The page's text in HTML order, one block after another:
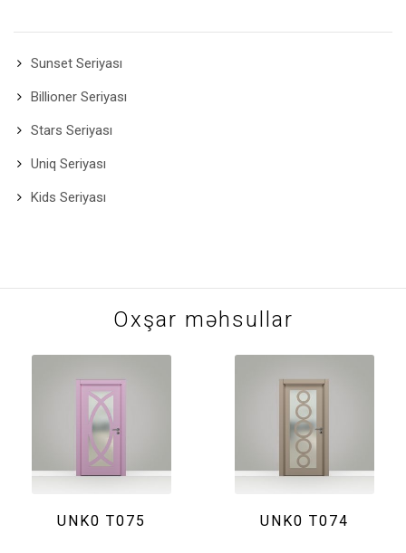
Sunset Seriyası
Billioner Seriyası
Stars Seriyası
Uniq Seriyası
Kids Seriyası
Oxşar məhsullar
UNK0 T075 UNK0 T074